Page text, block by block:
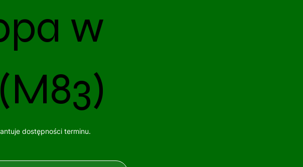
w
dostępności terminu.